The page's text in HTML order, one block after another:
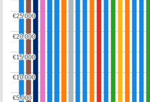
€5.000
€5.000
€10.000
€10.000
€15.000
€15.000
€20.000
€20.000
€25.000
€25.000